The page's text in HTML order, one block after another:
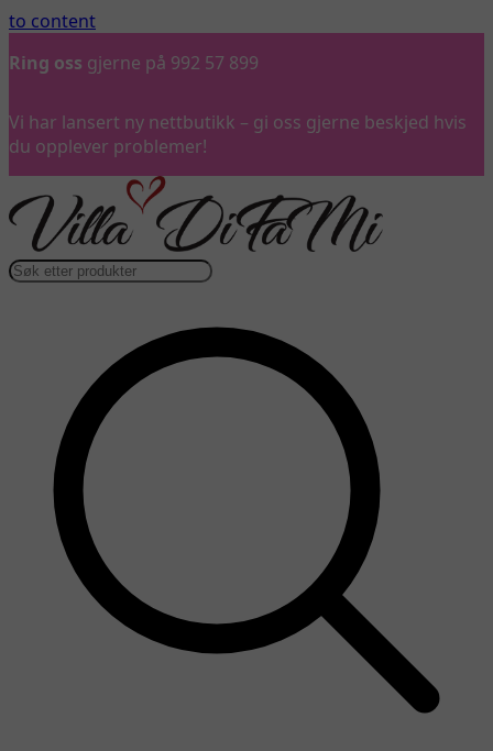
to content
Gratis fraktover 3 000 kr*
Vi har lansert ny nettbutikk – gi oss gjerne beskjed hvis
du opplever problemer!